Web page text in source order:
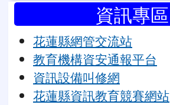
資訊專區
花蓮縣網管交流站
教育機構資安通報平台
資訊設備叫修網
花蓮縣資訊教育競賽網站